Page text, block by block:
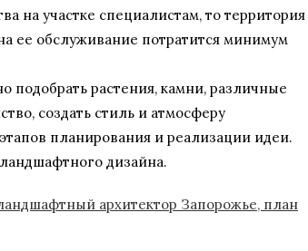
на участке специалистам, то территория
ее обслуживание потратится минимум
подобрать растения, камни, различные
создать стиль и атмосферу
планирования и реализации идеи.
дизайна.